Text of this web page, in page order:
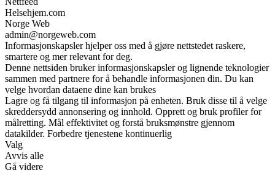
Helsehjem.com
Norge Web
admin@norgeweb.com
Informasjonskapsler hjelper oss med å gjøre nettstedet raskere,
smartere og mer relevant for deg.
Denne nettsiden bruker informasjonskapsler og lignende teknologier
sammen med partnere for å behandle informasjonen din. Du kan
velge hvordan dataene dine kan brukes
Lagre og få tilgang til informasjon på enheten. Bruk disse til å velge
skreddersydd annonsering og innhold. Opprett og bruk profiler for
målretting. Mål effektivitet og forstå bruksmønstre gjennom
datakilder. Forbedre tjenestene kontinuerlig
Valg
Avvis alle
Gå videre